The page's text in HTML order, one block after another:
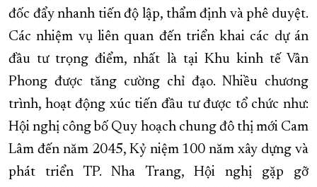
đốc đẩy nhanh tiến độ lập, thẩm định và phê duyệt.
Các nhiệm vụ liên quan đến triển khai các dự án
đầu tư trọng điểm, nhất là tại Khu kinh tế Vân
Phong được tăng cường chỉ đạo. Nhiều chương
trình, hoạt động xúc tiến đầu tư được tổ chức như:
Hội nghị công bố Quy hoạch chung đô thị mới Cam
Lâm đến năm 2045, Kỷ niệm 100 năm xây dựng và
phát triển TP. Nha Trang, Hội nghị gặp gỡ